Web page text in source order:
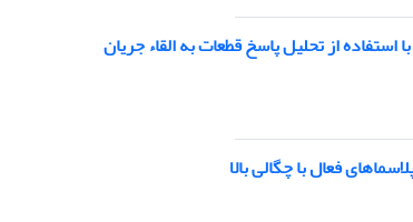
از تحلیل پاسخ قطعات به القاء جریان
فعال با چگالی بالا